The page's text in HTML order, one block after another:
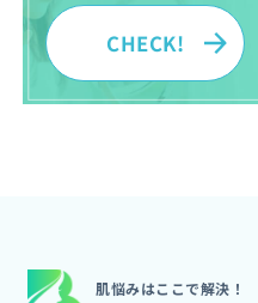
CHECK!
肌悩みはここで解決！